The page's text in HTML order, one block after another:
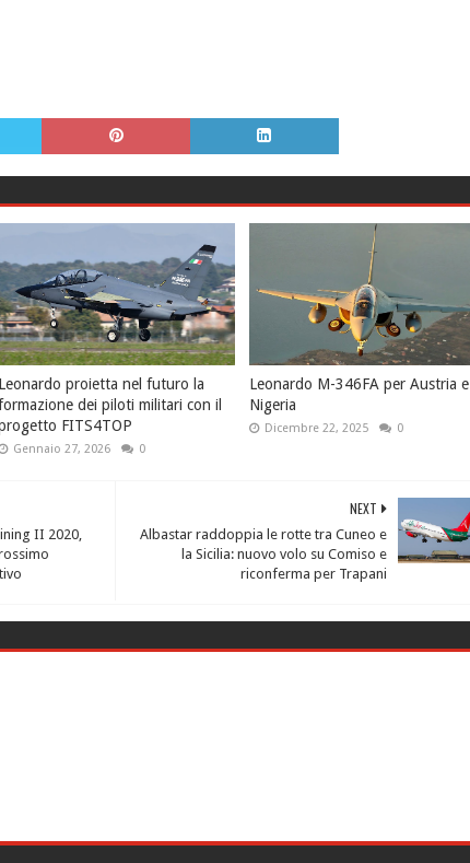
Leonardo proietta nel futuro la
dei piloti militari con il
FITS4TOP
Gennaio 27, 2026 0
Leonardo M-346FA per Austria e
Nigeria
Dicembre 22, 2025 0
NEXT
Albastar raddoppia le rotte tra Cuneo e
la Sicilia: nuovo volo su Comiso e
riconferma per Trapani
II 2020,